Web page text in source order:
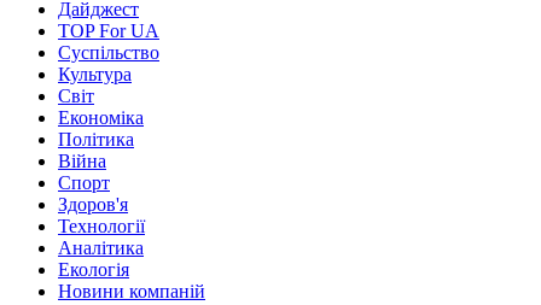
Дайджест
TOP For UA
Суспiльство
Культура
Світ
Економіка
Політика
Війна
Спорт
Здоров'я
Технології
Аналітика
Екологія
Новини компаній